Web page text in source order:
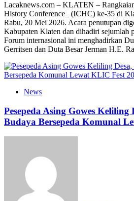
Lacaknews.com – KLATEN –
History Conference_ (ICHC) ke-35 di
Rabu, 20 Mei 2026. Acara penutupan
Kabupaten Klaten dan dihadiri sejumlah
Forum internasional ini menghadirkan
Gerritsen dan Duta Besar Jerman H.E.
News
Pesepeda Asing Gowes
Budaya Bersepeda Komunal